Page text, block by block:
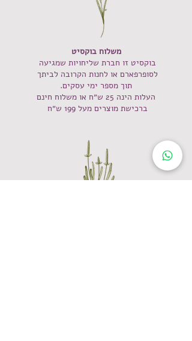
משלוח בוקסיט
בוקסיט‭ ‬זו‭ ‬חברת‭ ‬שליחויות‭ ‬שמגיעה‭ ‬
לסופרפארם‭ ‬או‭ ‬לחנות‭ ‬הקרובה‭ ‬לביתך‭ ‬
תוך מספר ימי עסקים.
העלות הינה 25 ש״ח או משלוח חינם
ברכישת מוצרים מעל 199 ש״ח